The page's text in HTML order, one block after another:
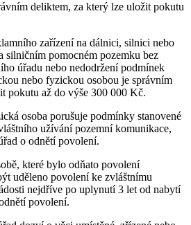
deliktem, za který lze uložit pokutu
zařízení na dálnici, silnici nebo
silničním pomocném pozemku bez
úřadu nebo nedodržení podmínek
nebo fyzickou osobou je správním
pokutu až do výše 300 000 Kč.
osoba porušuje podmínky stanovené
užívání pozemní komunikace,
o odnětí povolení.
které bylo odňato povolení
uděleno povolení ke zvláštnímu
nejdříve po uplynutí 3 let od nabytí
povolení.